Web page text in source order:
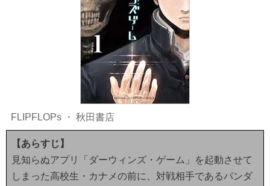
「トモダチゲーム」
「たとえ灰になっても」
人間の醜さと狂気に翻弄される…ミステリー・サスペン
ス×デスゲーム漫画5選
「監獄実験-プリズンラボ-」
「ドクムシ」
「奴隷区 僕と23人の奴隷」
可愛いのに死？アンバランスさが癖になる変わり種×デス
ゲーム漫画3選
FLIPFLOPs ・ 秋田書店
【あらすじ】
見知らぬアプリ「ダーウィンズ・ゲーム」を起動させて
しまった高校生・カナメの前に、対戦相手であるパンダ